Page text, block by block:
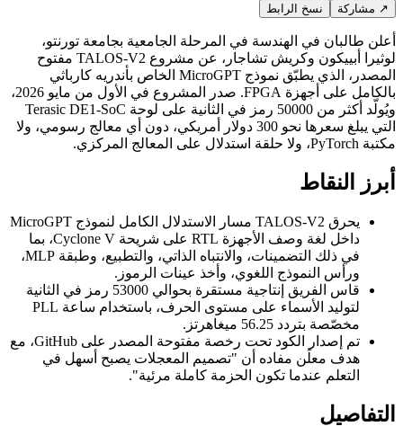
↗ مشاركة نسخ الرابط
أعلن طالبان في الهندسة في المرحلة الجامعية بجامعة تورنتو،
لوثيرا أبييكون وكريش تشاجار، عن مشروع TALOS-V2 مفتوح
المصدر، الذي يطبّق نموذج MicroGPT الخاص بأندريه كارباثي
بالكامل على أجهزة FPGA. صدر المشروع في الأول من مايو 2026،
ويُولّد أكثر من 50000 رمز في الثانية على لوحة Terasic DE1-SoC
التي يبلغ سعرها نحو 300 دولار أمريكي، دون أي معالج رسومي، ولا
مكتبة PyTorch، ولا حلقة استدلال على المعالج المركزي.
أبرز النقاط
يحرق TALOS-V2 مسار الاستدلال الكامل لنموذج MicroGPT
داخل لغة وصف الأجهزة RTL على شريحة Cyclone V، بما
في ذلك التضمينات، والانتباه الذاتي، والتطبيع، وطبقة MLP،
ورأس النموذج اللغوي، وأخذ عينات الرموز.
قاس الفريق إنتاجية مستقرة بحوالي 53000 رمز في الثانية
لتوليد الأسماء على مستوى الحرف، باستخدام ساعة PLL
مخصّصة بتردد 56.25 ميغاهرتز.
تم إصدار الكود تحت رخصة مفتوحة المصدر على GitHub، مع
هدف معلَن مفاده أن "تصميم المعجلات يصبح أسهل في
التعلم عندما تكون الحزمة كاملة مرئية".
التفاصيل